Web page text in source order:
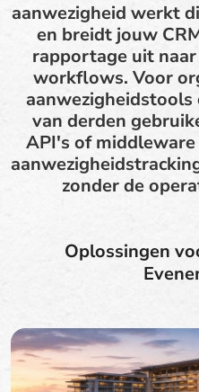
aanwezigheid werkt
en breidt jouw
rapportage uit
workflows. Voor
van derden
API's of
zonder de
Oplossingen